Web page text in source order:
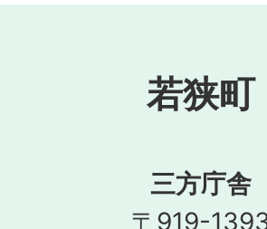
若狭町
三方庁舎
〒919-